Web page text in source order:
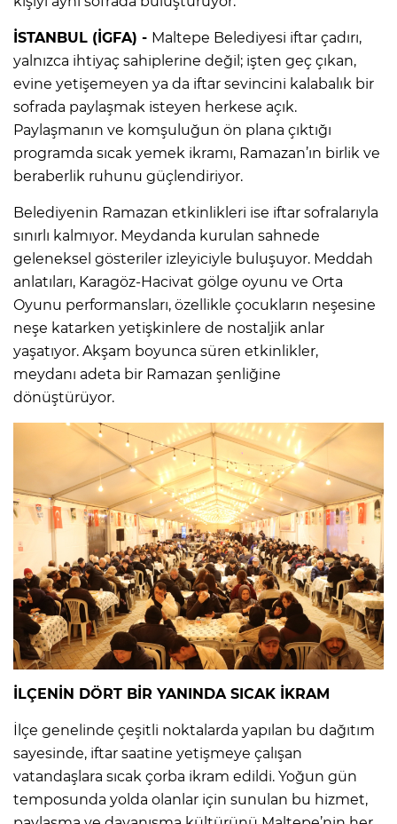
İSTANBUL (İGFA) - Maltepe Belediyesi iftar çadırı,
yalnızca ihtiyaç sahiplerine değil; işten geç çıkan,
evine yetişemeyen ya da iftar sevincini kalabalık bir
sofrada paylaşmak isteyen herkese açık.
Paylaşmanın ve komşuluğun ön plana çıktığı
programda sıcak yemek ikramı, Ramazan’ın birlik ve
beraberlik ruhunu güçlendiriyor.
Belediyenin Ramazan etkinlikleri ise iftar sofralarıyla
sınırlı kalmıyor. Meydanda kurulan sahnede
geleneksel gösteriler izleyiciyle buluşuyor. Meddah
anlatıları, Karagöz-Hacivat gölge oyunu ve Orta
Oyunu performansları, özellikle çocukların neşesine
neşe katarken yetişkinlere de nostaljik anlar
yaşatıyor. Akşam boyunca süren etkinlikler,
meydanı adeta bir Ramazan şenliğine
dönüştürüyor.
İLÇENİN DÖRT BİR YANINDA SICAK İKRAM
İlçe genelinde çeşitli noktalarda yapılan bu dağıtım
sayesinde, iftar saatine yetişmeye çalışan
vatandaşlara sıcak çorba ikram edildi. Yoğun gün
temposunda yolda olanlar için sunulan bu hizmet,